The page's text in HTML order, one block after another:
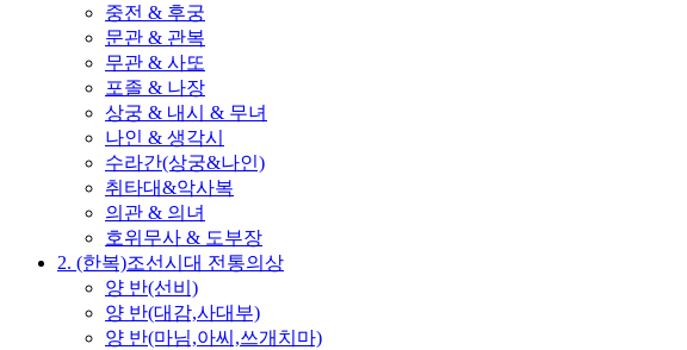
중전 & 후궁
문관 & 관복
무관 & 사또
포졸 & 나장
상궁 & 내시 & 무녀
나인 & 생각시
수라간(상궁&나인)
취타대&악사복
의관 & 의녀
호위무사 & 도부장
2. (한복)조선시대 전통의상
양 반(선비)
양 반(대감,사대부)
양 반(마님,아씨,쓰개치마)